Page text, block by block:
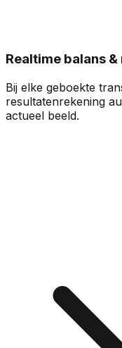
Realtime balans
Bij elke geboekte
resultatenrekening
actueel beeld.